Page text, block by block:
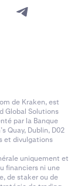
de Kraken, est
Global Solutions
par la Banque
Quay, Dublin, D02
et divulgations
uniquement et
financiers ni une
de staker ou de